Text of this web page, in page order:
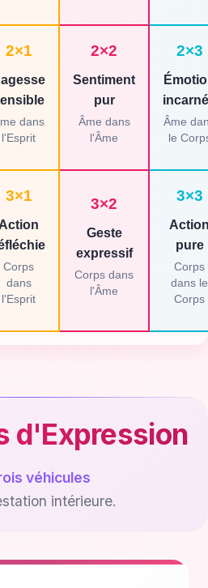
2×1
dans
l'Esprit
2×2
Sentiment
pur
Âme dans
l'Âme
2×3
Âme
le
3×1
Action
Corps
dans
l'Esprit
3×2
Geste
expressif
Corps dans
l'Âme
3×3
pure
Corps
dans le
Corps
d'Expression
véhicules
intérieure.